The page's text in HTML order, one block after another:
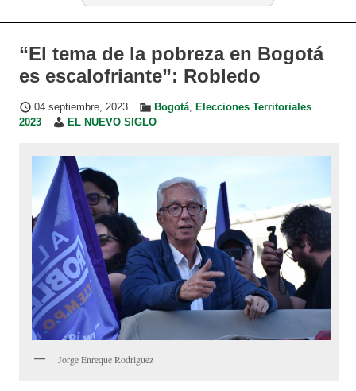
“El tema de la pobreza en Bogotá
es escalofriante”: Robledo
04 septiembre, 2023 Bogotá, Elecciones Territoriales
2023
EL NUEVO SIGLO
Jorge Enreque Rodriguez